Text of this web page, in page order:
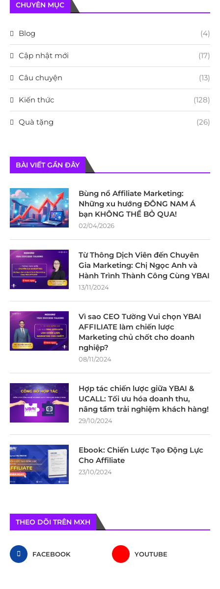
CHUYÊN MỤC
Blog (4)
Cập nhật mới (17)
Câu chuyện (13)
Kiến thức (128)
Quà tặng (26)
BÀI VIẾT GẦN ĐÂY
Bùng nổ Affiliate Marketing:
Những xu hướng ĐÔNG NAM Á
bạn KHÔNG THỂ BỎ QUA!
02/04/2026
Từ Thông Dịch Viên đến Chuyên
Gia Marketing: Chị Ngọc Anh và
Hành Trình Thành Công Cùng YBAI
13/11/2024
Vì sao CEO Tường Vui chọn YBAI
AFFILIATE làm chiến lược
Marketing chủ chốt cho doanh
nghiệp?
08/11/2024
Hợp tác chiến lược giữa YBAI &
UCALL: Tối ưu hóa doanh thu,
nâng tầm trải nghiệm khách hàng!
29/10/2024
Ebook: Chiến Lược Tạo Động Lực
Cho Affiliate
23/10/2024
THEO DÕI TRÊN MXH
FACEBOOK YOUTUBE